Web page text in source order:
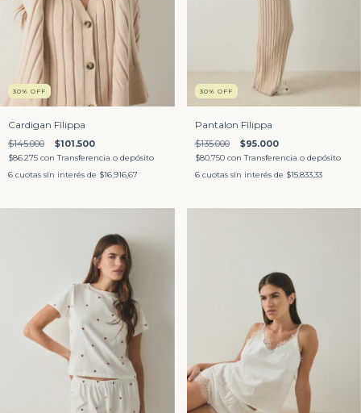
30% OFF
Cardigan Filippa
$145.000 $101.500
$86.275 con Transferencia o depósito
6 cuotas sin interés de $16.916,67
30% OFF
Pantalon Filippa
$135.000 $95.000
$80.750 con Transferencia o depósito
6 cuotas sin interés de $15.833,33